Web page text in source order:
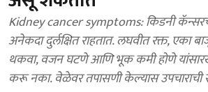
Kidney cancer symptoms: किडनी
अनेकदा दुर्लक्षित राहतात. लघवीत रक्त, एका
थकवा, वजन घटणे आणि भूक कमी होणे
करू नका. वेळेवर तपासणी केल्यास